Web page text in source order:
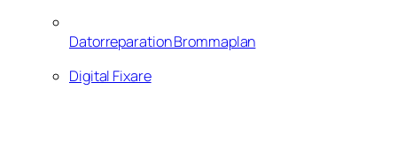
Datorreparation Brommaplan
Digital Fixare